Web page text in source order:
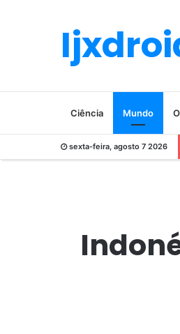
Ciência Mundo
sexta-feira, agosto 7 2026